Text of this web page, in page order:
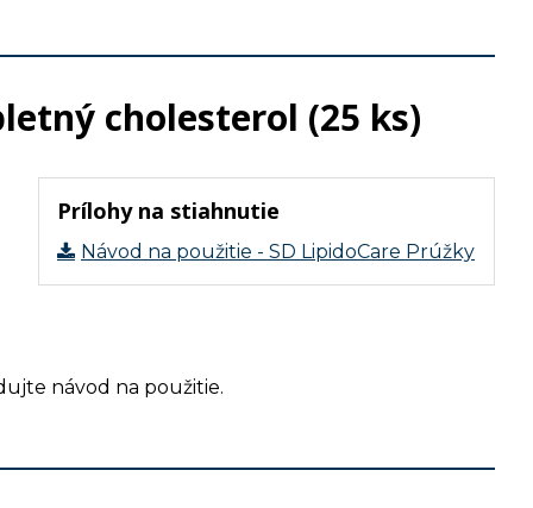
cholesterol (25 ks)
Prílohy na stiahnutie
Návod na použitie - SD LipidoCare Prúžky
návod na použitie.